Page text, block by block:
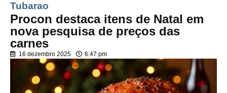
Tubarao
Procon destaca itens de Natal em
nova pesquisa de preços das
carnes
16 dezembro 2025 6:47 pm